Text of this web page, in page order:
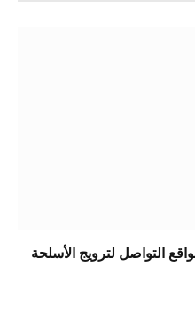
التواصل لترويج الأسلحة